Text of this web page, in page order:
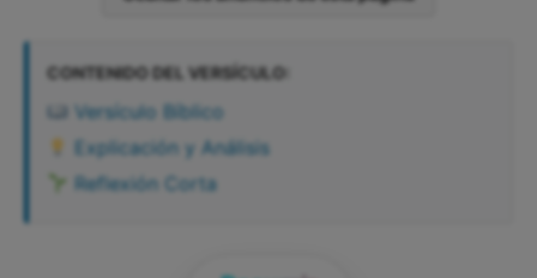
CONTENIDO DEL VERSÍCULO:
Versículo Bíblico
Explicación y Análisis
Reflexión Corta